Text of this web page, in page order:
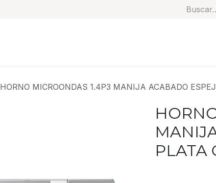
HORNO MICROONDAS 1.4P3 MANIJA ACABADO
PLATA